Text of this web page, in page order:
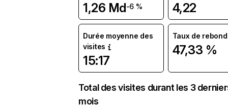
1,26 Md-6 % 4,22
Durée moyenne des
visites
15:17
Taux de rebond
47,33 %
Total des visites durant les 3
mois